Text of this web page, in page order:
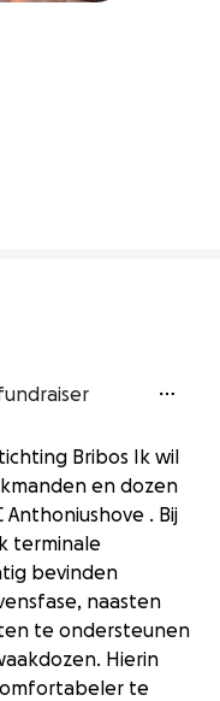
Bribos Ik wil
en dozen
. Bij
terminale
bevinden
naasten
te ondersteunen
Hierin
te